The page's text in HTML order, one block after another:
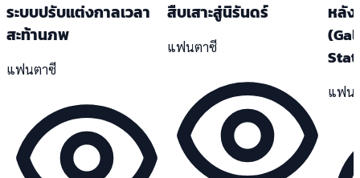
ระบบปรับแต่งกาลเวลา
สะท้านภพ
แฟนตาซี
สืบเสาะสู่นิรันดร์
แฟนตาซี
หลัง
แฟน